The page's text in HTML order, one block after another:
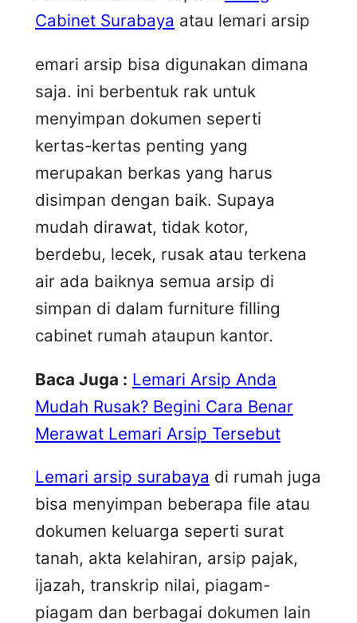
Cabinet Surabaya atau lemari arsip
emari arsip bisa digunakan dimana
saja. ini berbentuk rak untuk
menyimpan dokumen seperti
kertas-kertas penting yang
merupakan berkas yang harus
disimpan dengan baik. Supaya
mudah dirawat, tidak kotor,
berdebu, lecek, rusak atau terkena
air ada baiknya semua arsip di
simpan di dalam furniture filling
cabinet rumah ataupun kantor.
Baca Juga : Lemari Arsip Anda
Mudah Rusak? Begini Cara Benar
Merawat Lemari Arsip Tersebut
Lemari arsip surabaya di rumah juga
bisa menyimpan beberapa file atau
dokumen keluarga seperti surat
tanah, akta kelahiran, arsip pajak,
ijazah, transkrip nilai, piagam-
piagam dan berbagai dokumen lain